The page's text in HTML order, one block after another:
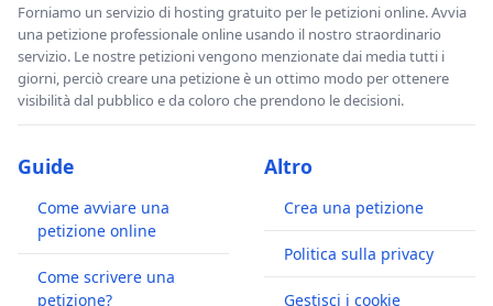
Forniamo un servizio di hosting gratuito per le petizioni online. Avvia
una petizione professionale online usando il nostro straordinario
servizio. Le nostre petizioni vengono menzionate dai media tutti i
giorni, perciò creare una petizione è un ottimo modo per ottenere
visibilità dal pubblico e da coloro che prendono le decisioni.
Guide
Come avviare una
petizione online
Come scrivere una
petizione?
Altro
Crea una petizione
Politica sulla privacy
Gestisci i cookie